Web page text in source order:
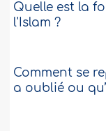
Quelle est la
l'Islam ?
Comment se
a oublié ou